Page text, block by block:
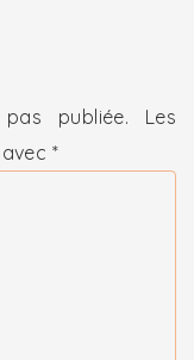
publiée.
Les
*